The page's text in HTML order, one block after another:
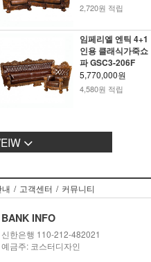
2,720원 적립
임페리엘 엔틱 4+1
인용 클래식가죽쇼
파 GSC3-206F
5,770,000원
4,580원 적립
/ 고객센터 / 커뮤니티
BANK INFO
신한은행 110-212-482021
예금주: 코스터디자인